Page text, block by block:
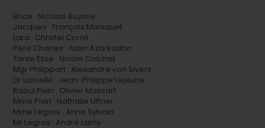
Brice : Nicolas Buysse
Jacques : François Maniquet
Lara : Christel Cornil
Père Charles : Alain Azarkadon
Tante Elise : Nicole Colchat
Mgr Philippart : Alexandre von Sivers
Dr Laruelle : Jean-Philippe Lejeune
Raoul Pivin : Olivier Massart
Mme Pivin : Nathalie Uffner
Mme Legros : Anne Sylvain
Mr Legros : André Lamy